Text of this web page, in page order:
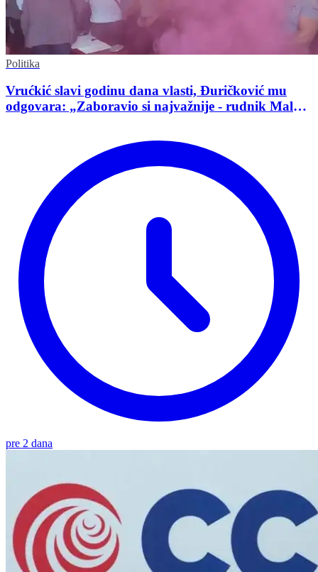
Politika
Vrućkić slavi godinu dana vlasti, Đuričković mu
odgovara: „Zaboravio si najvažnije - rudnik Malka
pre 2 dana